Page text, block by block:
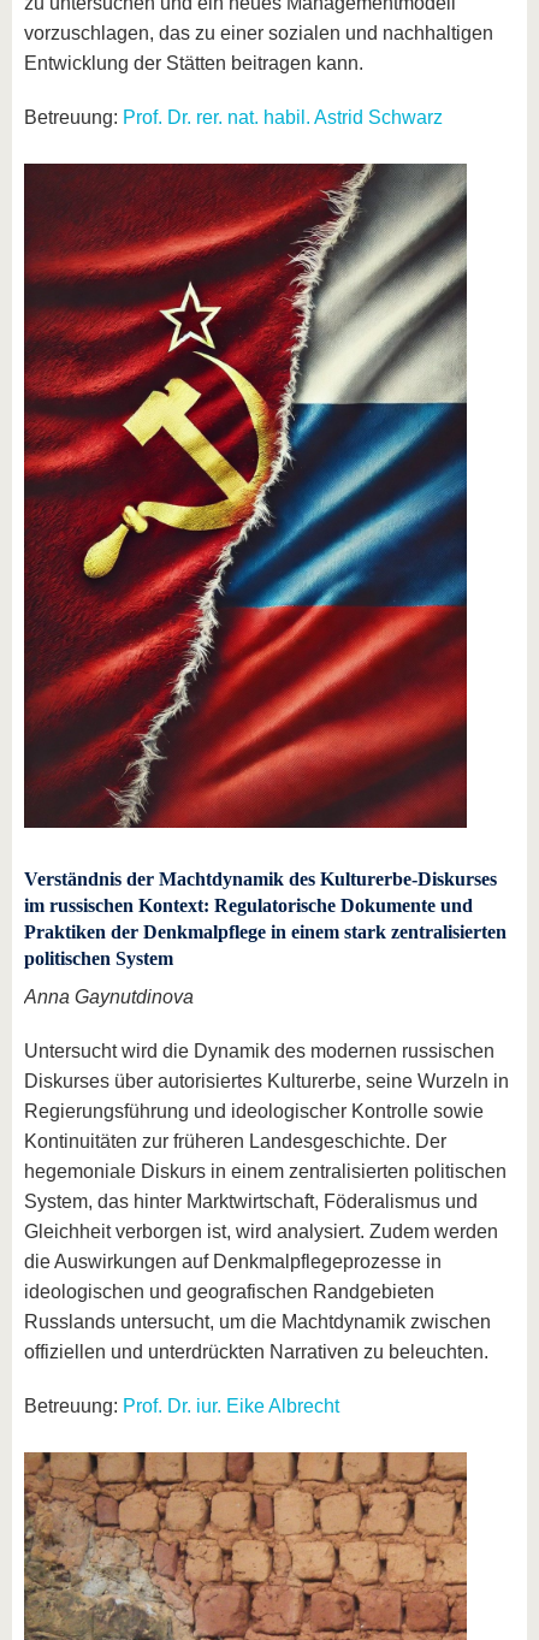
vorzuschlagen, das zu einer sozialen und nachhaltigen
Entwicklung der Stätten beitragen kann.
Betreuung: Prof. Dr. rer. nat. habil. Astrid Schwarz
Verständnis der Machtdynamik des Kulturerbe-Diskurses
im russischen Kontext: Regulatorische Dokumente und
Praktiken der Denkmalpflege in einem stark zentralisierten
politischen System
Anna Gaynutdinova
Untersucht wird die Dynamik des modernen russischen
Diskurses über autorisiertes Kulturerbe, seine Wurzeln in
Regierungsführung und ideologischer Kontrolle sowie
Kontinuitäten zur früheren Landesgeschichte. Der
hegemoniale Diskurs in einem zentralisierten politischen
System, das hinter Marktwirtschaft, Föderalismus und
Gleichheit verborgen ist, wird analysiert. Zudem werden
die Auswirkungen auf Denkmalpflegeprozesse in
ideologischen und geografischen Randgebieten
Russlands untersucht, um die Machtdynamik zwischen
offiziellen und unterdrückten Narrativen zu beleuchten.
Betreuung: Prof. Dr. iur. Eike Albrecht